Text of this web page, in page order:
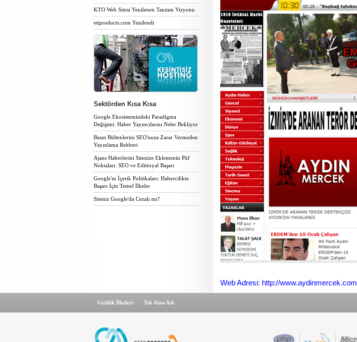
KTO Web Sitesi Yenilenen Tanıtım Vizyonu
etiproducts.com Yenilendi
Sektörden Kısa Kısa
Google Ekosistemindeki Paradigma
Değişimi: Haber Yayıncılarını Neler Bekliyor
Basın Bültenlerini SEO'nuza Zarar Vermeden
Yayınlama Rehberi
Ajans Haberlerini Sitenize Eklemenin Püf
Noktaları: SEO ve Editöryal Başarı
Google'ın İçerik Politikaları: Habercilikte
Başarı İçin Temel İlkeler
Siteniz Google'da Cezalı mı?
Web Adresi: http://www.aydinmercek.com
Gizlilik İlkeleri Tek Alan Adı